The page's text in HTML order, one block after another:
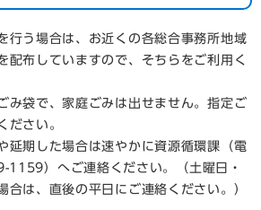
行う場合は、お近くの各総合事務所地域
配布していますので、そちらをご利用く
み袋で、家庭ごみは出せません。指定ご
ださい。
延期した場合は速やかに資源循環課（電
）へご連絡ください。（土曜日・
合は、直後の平日にご連絡ください。）